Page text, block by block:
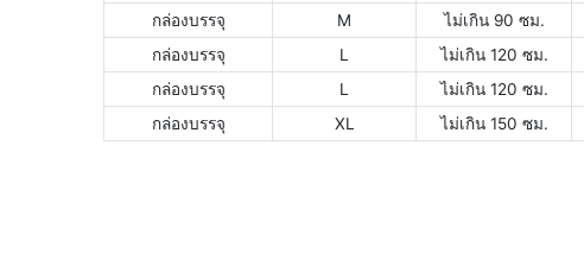
กล่องบรรจุ
M ไม่เกิน 90 ซม.
กล่องบรรจุ
L ไม่เกิน 120 ซม.
กล่องบรรจุ
L ไม่เกิน 120 ซม.
กล่องบรรจุ
XL ไม่เกิน 150 ซม.